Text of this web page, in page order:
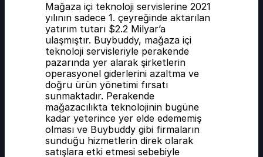
Mağaza içi teknoloji servislerine 2021
yılının sadece 1. çeyreğinde aktarılan
yatırım tutarı $2.2 Milyar’a
ulaşmıştır. Buybuddy, mağaza içi
teknoloji servisleriyle perakende
pazarında yer alarak şirketlerin
operasyonel giderlerini azaltma ve
doğru ürün yönetimi fırsatı
sunmaktadır. Perakende
mağazacılıkta teknolojinin bugüne
kadar yeterince yer elde edememiş
olması ve Buybuddy gibi firmaların
sunduğu hizmetlerin direk olarak
satışlara etki etmesi sebebiyle